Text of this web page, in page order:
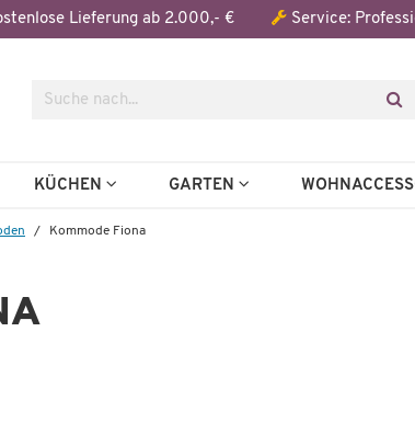
Lieferung ab 2.000,- € Service:
Suche
KÜCHEN GARTEN
Kommode Fiona
Der Artikel wurde in den